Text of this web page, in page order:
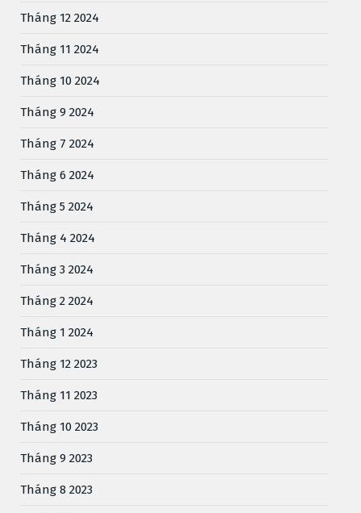
Tháng 12 2024
Tháng 11 2024
Tháng 10 2024
Tháng 9 2024
Tháng 7 2024
Tháng 6 2024
Tháng 5 2024
Tháng 4 2024
Tháng 3 2024
Tháng 2 2024
Tháng 1 2024
Tháng 12 2023
Tháng 11 2023
Tháng 10 2023
Tháng 9 2023
Tháng 8 2023